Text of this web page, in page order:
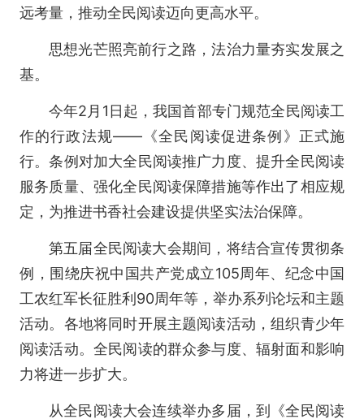
远考量，推动全民阅读迈向更高水平。
思想光芒照亮前行之路，法治力量夯实发展之
基。
今年2月1日起，我国首部专门规范全民阅读工
作的行政法规——《全民阅读促进条例》正式施
行。条例对加大全民阅读推广力度、提升全民阅读
服务质量、强化全民阅读保障措施等作出了相应规
定，为推进书香社会建设提供坚实法治保障。
第五届全民阅读大会期间，将结合宣传贯彻条
例，围绕庆祝中国共产党成立105周年、纪念中国
工农红军长征胜利90周年等，举办系列论坛和主题
活动。各地将同时开展主题阅读活动，组织青少年
阅读活动。全民阅读的群众参与度、辐射面和影响
力将进一步扩大。
从全民阅读大会连续举办多届，到《全民阅读